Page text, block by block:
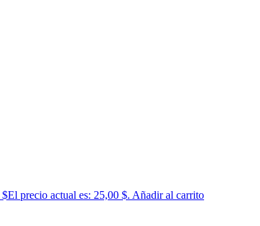
$El precio actual es: 25,00 $. Añadir al carrito